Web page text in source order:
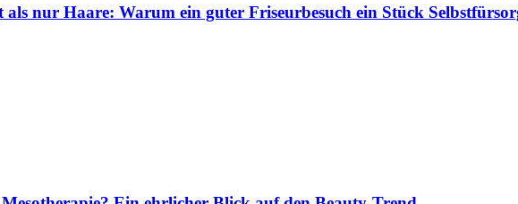
als nur Haare: Warum ein guter Friseurbesuch ein Stück